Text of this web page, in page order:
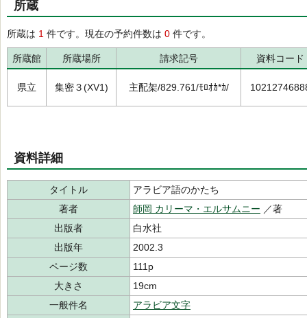
所蔵
所蔵は 1 件です。現在の予約件数は 0 件です。
所蔵館 所蔵場所 請求記号 資料コード
県立 集密３(XV1) 主配架/829.761/ﾓﾛｵｶ*ｶ/
資料詳細
タイトル
アラビア語のかたち
著者
師岡 カリーマ・エルサムニー ／著
出版者
白水社
出版年
2002.3
ページ数
111p
大きさ
19cm
一般件名
アラビア文字